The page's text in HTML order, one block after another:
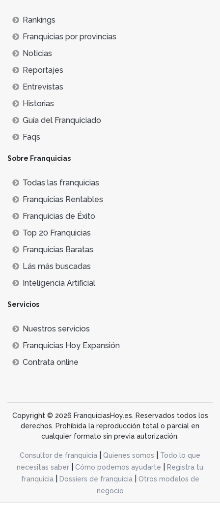
Rankings
Franquicias por provincias
Noticias
Reportajes
Entrevistas
Historias
Guía del Franquiciado
Faqs
Sobre Franquicias
Todas las franquicias
Franquicias Rentables
Franquicias de Éxito
Top 20 Franquicias
Franquicias Baratas
Lás más buscadas
Inteligencia Artificial
Servicios
Nuestros servicios
Franquicias Hoy Expansión
Contrata online
Copyright © 2026 FranquiciasHoy.es. Reservados todos los
derechos. Prohibida la reproducción total o parcial en
cualquier formato sin previa autorización.
Consultor de franquicia Quienes somos
Todo lo que
necesitas saber
Cómo podemos ayudarte
Registra tu
franquicia| Dossiers de franquicia|
Otros modelos de
negocio